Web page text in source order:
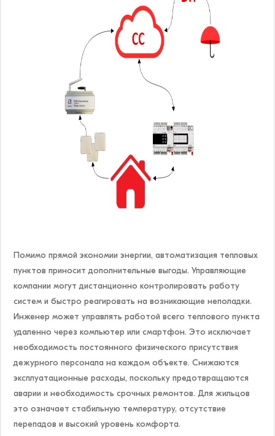
Помимо прямой экономии энергии, автоматизация тепловых
пунктов приносит дополнительные выгоды. Управляющие
компании могут дистанционно контролировать работу
систем и быстро реагировать на возникающие неполадки.
Инженер может управлять работой всего теплового пункта
удаленно через компьютер или смартфон. Это исключает
необходимость постоянного физического присутствия
дежурного персонала на каждом объекте. Снижаются
эксплуатационные расходы, поскольку предотвращаются
аварии и необходимость срочных ремонтов. Для жильцов
это означает стабильную температуру, отсутствие
перепадов и высокий уровень комфорта.